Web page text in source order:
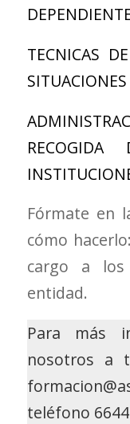
TECNICAS
RECOGIDA
Fórmate en
cómo hacerlo:
cargo a los
entidad.
Para más
nosotros a
teléfono